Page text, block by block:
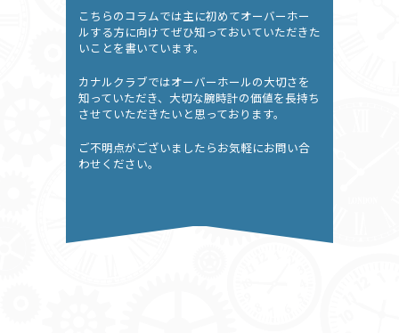
こちらのコラムでは主に初めてオーバーホー
ルする方に向けてぜひ知っておいていただきた
いことを書いています。
カナルクラブではオーバーホールの大切さを
知っていただき、大切な腕時計の価値を長持ち
させていただきたいと思っております。
ご不明点がございましたらお気軽にお問い合
わせください。